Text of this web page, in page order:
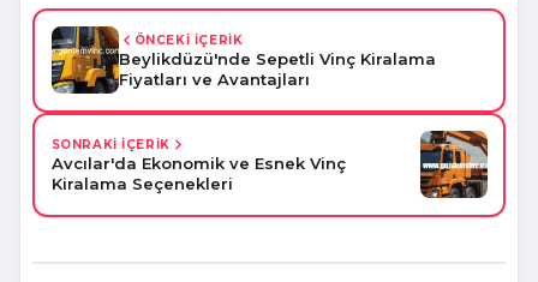
ÖNCEKİ İÇERİK
Beylikdüzü'nde Sepetli Vinç Kiralama
Fiyatları ve Avantajları
SONRAKİ İÇERİK
Avcılar'da Ekonomik ve Esnek Vinç
Kiralama Seçenekleri